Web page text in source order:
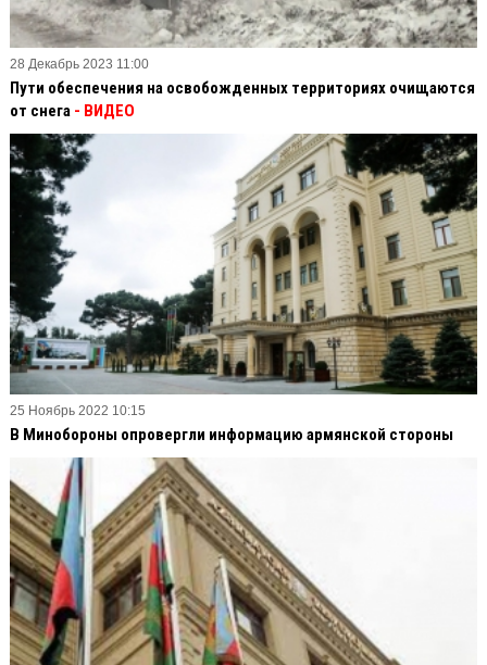
28 Декабрь 2023 11:00
Пути обеспечения на освобожденных территориях очищаются
от снега - ВИДЕО
25 Ноябрь 2022 10:15
В Минобороны опровергли информацию армянской стороны